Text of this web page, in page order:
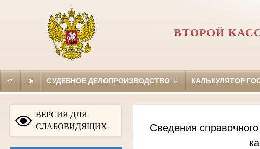
ВТОРОЙ
СУДЕБНОЕ ДЕЛОПРОИЗВОДСТВО КАЛЬКУЛЯТОР
ВЕРСИЯ ДЛЯ
СЛАБОВИДЯЩИХ
Сведения